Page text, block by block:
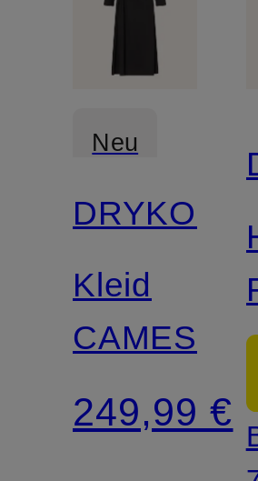
Neu
DRYKORN
Kleid
CAMESSIA
249,99 €